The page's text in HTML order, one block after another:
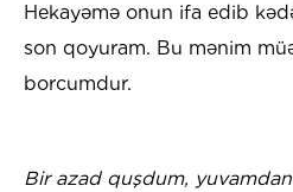
Hekayəmə onun ifa edib
son qoyuram. Bu mənim
borcumdur.
Bir azad quşdum,